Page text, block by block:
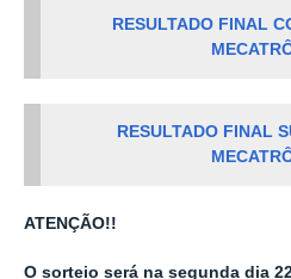
RESULTADO FINAL
RESULTADO FINAL
ATENÇÃO!!
O sorteio será na segunda dia